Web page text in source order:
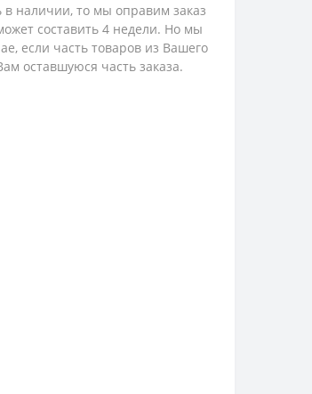
в наличии, то мы оправим заказ
составить 4 недели. Но мы
если часть товаров из Вашего
оставшуюся часть заказа.